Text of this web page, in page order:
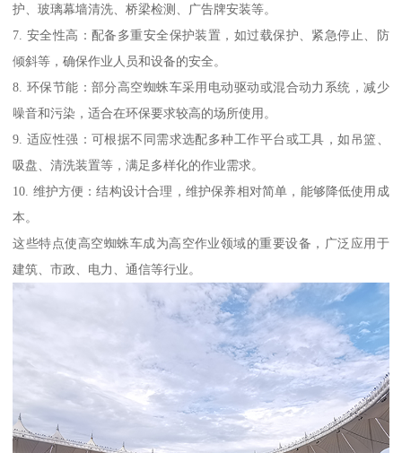
护、玻璃幕墙清洗、桥梁检测、广告牌安装等。
7. 安全性高：配备多重安全保护装置，如过载保护、紧急停止、防
倾斜等，确保作业人员和设备的安全。
8. 环保节能：部分高空蜘蛛车采用电动驱动或混合动力系统，减少
噪音和污染，适合在环保要求较高的场所使用。
9. 适应性强：可根据不同需求选配多种工作平台或工具，如吊篮、
吸盘、清洗装置等，满足多样化的作业需求。
10. 维护方便：结构设计合理，维护保养相对简单，能够降低使用成
本。
这些特点使高空蜘蛛车成为高空作业领域的重要设备，广泛应用于
建筑、市政、电力、通信等行业。